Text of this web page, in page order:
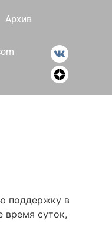
Архив
поддержку в
время суток,